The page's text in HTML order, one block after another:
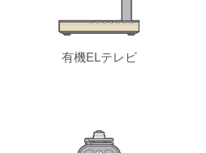
有機ELテレビ